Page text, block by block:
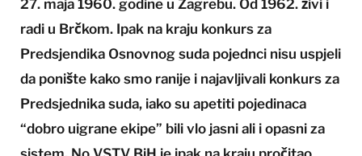
27. maja 1960. godine u Zagrebu. Od 1962. živi i
radi u Brčkom. Ipak na kraju konkurs za
Predsjendika Osnovnog suda pojednci nisu uspjeli
da ponište kako smo ranije i najavljivali konkurs za
Predsjednika suda, iako su apetiti pojedinaca
“dobro uigrane ekipe” bili vlo jasni ali i opasni za